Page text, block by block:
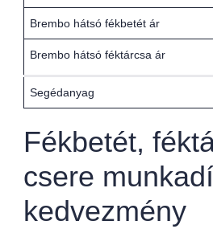
Brembo hátsó fékbetét ár
Brembo hátsó féktárcsa ár
Segédanyag
Fékbetét,
csere
kedvezmény